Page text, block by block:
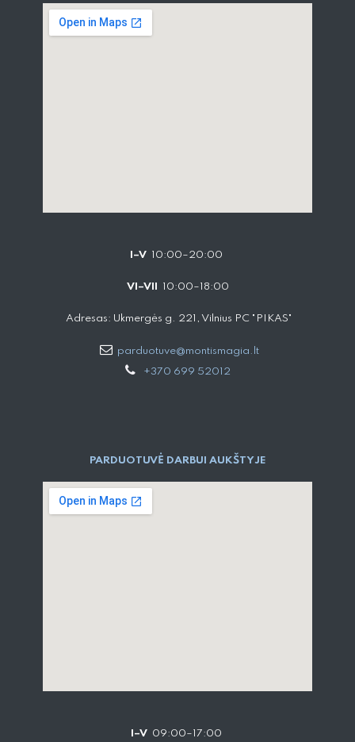
I–V 10:00–20:00
VI–VII 10:00–18:00
Adresas: Ukmergės g. 221, Vilnius PC "PIKAS"
parduotuve@montismagia.lt
+370 699 52012
PARDUOTUVĖ DARBUI AUKŠTYJE
I–V 09:00–17:00